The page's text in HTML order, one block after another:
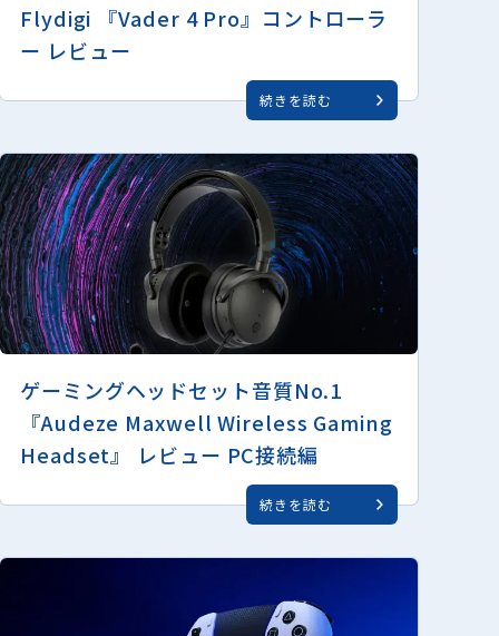
Flydigi 『Vader 4 Pro』コントローラ
ー レビュー
続きを読む
ゲーミングヘッドセット音質No.1
『Audeze Maxwell Wireless Gaming
Headset』 レビュー PC接続編
続きを読む